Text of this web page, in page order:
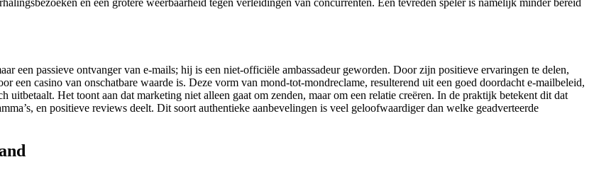
een passieve ontvanger van e-mails; hij is een niet-officiële ambassadeur geworden. Door zijn positieve ervaringen te delen,
casino van onschatbare waarde is. Deze vorm van mond-tot-mondreclame, resulterend uit een goed doordacht e-mailbeleid,
Het toont aan dat marketing niet alleen gaat om zenden, maar om een relatie creëren. In de praktijk betekent dit dat
en positieve reviews deelt. Dit soort authentieke aanbevelingen is veel geloofwaardiger dan welke geadverteerde